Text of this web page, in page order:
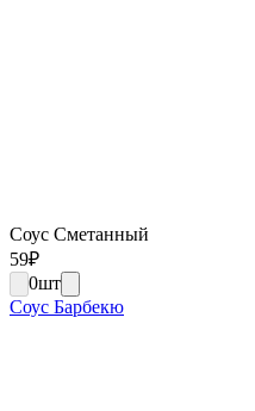
Соус Сметанный
59₽
0шт
Соус Барбекю